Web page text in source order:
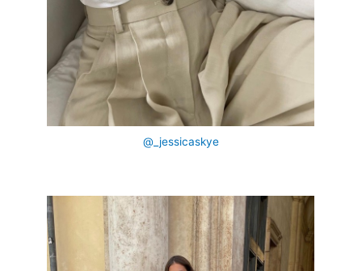
@_jessicaskye